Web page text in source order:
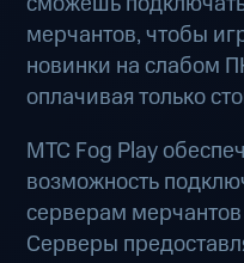
мерчантов, чтобы
новинки на слабом
оплачивая только
МТС Fog Play
возможность
серверам
Серверы